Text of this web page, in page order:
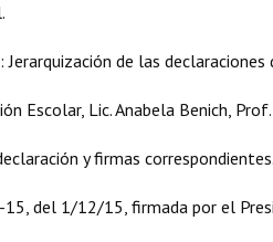
de las
Escolar, Lic. Anabela Benich,
y firmas correspondientes.
del 1/12/15, firmada por el